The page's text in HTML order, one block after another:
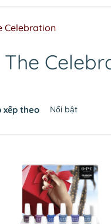
Celebration
xếp theo